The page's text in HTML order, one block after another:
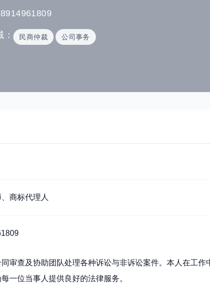
： 民商仲裁 公司事务
商标代理人
审查及协助团队处理各种诉讼与非诉讼案件。本人在工作
一位当事人提供良好的法律服务。